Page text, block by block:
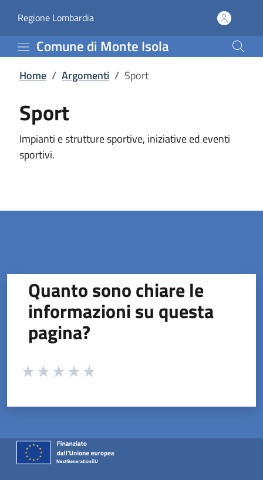
Sport | Comune di
Regione Lombardia(apre in un'altra scheda).
Comune di Monte Isola
Home / Argomenti / Sport
Sport
Impianti e strutture sportive, iniziative ed eventi
sportivi.
Quanto sono chiare le
informazioni su questa
pagina?
Valuta da 1 a 5 stelle la pagina